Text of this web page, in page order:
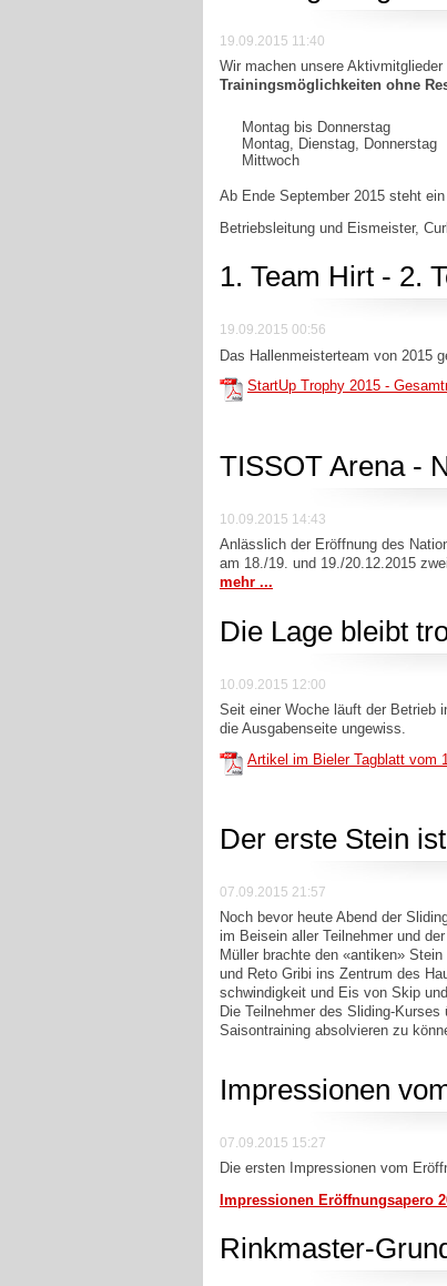
19.09.2015 11:40
Wir machen unsere
Trainingsmöglichkeiten ohne
Montag bis Donnerstag
Montag, Dienstag, Donnerstag
Mittwoch
Ab Ende September 2015 steht ein
Betriebsleitung und Eismeister,
1. Team Hirt - 2.
19.09.2015 00:56
Das Hallenmeisterteam von 2015
StartUp Trophy 2015 -
TISSOT Arena -
10.09.2015 14:43
Anlässlich der Eröffnung des
am 18./19. und 19./20.12.2015
mehr ...
Die Lage bleibt
10.09.2015 12:00
Seit einer Woche läuft der Betrieb
die Ausgabenseite ungewiss.
Artikel im Bieler Tagblatt vom
Der erste Stein
07.09.2015 21:57
Noch bevor heute Abend der
im Beisein aller Teilnehmer und
Müller brachte den «antiken»
und Reto Gribi ins Zentrum des
schwindigkeit und Eis von Skip
Die Teilnehmer des Sliding-
Saisontraining absolvieren zu
Impressionen
07.09.2015 15:27
Die ersten Impressionen vom
Impressionen Eröffnungsapero
Rinkmaster-